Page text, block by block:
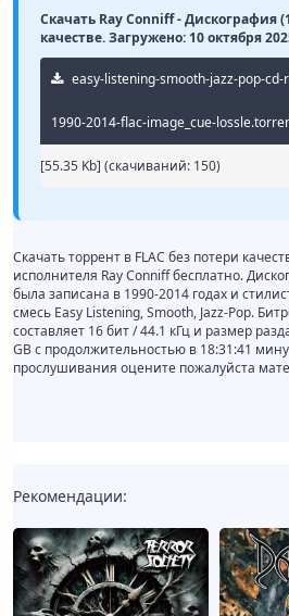
Скачать Ray Conniff - Дискография
качестве. Загружено: 10 октября
easy-listening-smooth-jazz-pop-
1990-2014-flac-image_cue-
[55.35 Kb] (cкачиваний: 150)
Скачать торрент в FLAC без потери
исполнителя Ray Conniff бесплатно.
была записана в 1990-2014 годах и
смесь Easy Listening, Smooth, Jazz-Pop.
составляет 16 бит / 44.1 кГц и размер
GB с продолжительностью в 18:31:41
прослушивания оцените пожалуйста
Рекомендации: